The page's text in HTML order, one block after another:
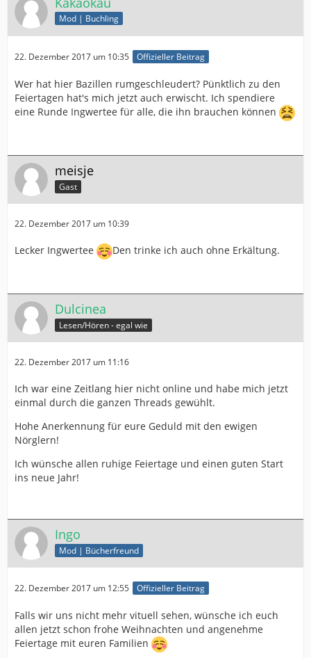
Mod | Buchling
22. Dezember 2017 um 10:35 Offizieller Beitrag
Wer hat hier Bazillen rumgeschleudert? Pünktlich zu den
Feiertagen hat's mich jetzt auch erwischt. Ich spendiere
eine Runde Ingwertee für alle, die ihn brauchen können
meisje
Gast
22. Dezember 2017 um 10:39
Lecker Ingwertee Den trinke ich auch ohne Erkältung.
Dulcinea
Lesen/Hören - egal wie
22. Dezember 2017 um 11:16
Ich war eine Zeitlang hier nicht online und habe mich jetzt
einmal durch die ganzen Threads gewühlt.
Hohe Anerkennung für eure Geduld mit den ewigen
Nörglern!
Ich wünsche allen ruhige Feiertage und einen guten Start
ins neue Jahr!
Ingo
Mod | Bücherfreund
22. Dezember 2017 um 12:55 Offizieller Beitrag
Falls wir uns nicht mehr vituell sehen, wünsche ich euch
allen jetzt schon frohe Weihnachten und angenehme
Feiertage mit euren Familien